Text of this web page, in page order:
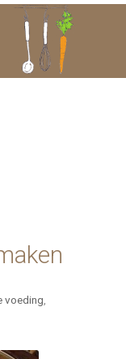
voeding,